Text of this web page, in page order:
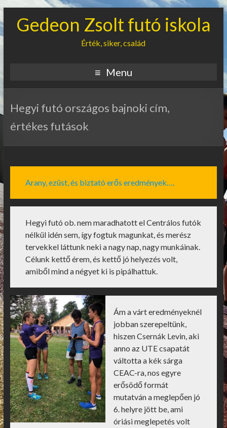
Gedeon Zsolt futó iskola
Érték, siker, család
Menu
Hegyi futó országos bajnoki cím,
értékes futások
Arany, ezüst, és biztató erős eredmények….
Hegyi futó ob. nem maradhatott el Centrálos futók
nélkül idén sem, így fogtuk magunkat, és merész
tervekkel láttunk neki a nagy nap, nagy munkáinak.
Célunk kettő érem, és kettő jó helyezés volt,
amiből mind a négyet ki is pipálhattuk.
Ám a várt eredményeknél
jobban szerepeltünk,
hiszen Csernák Levin, aki
anno az UTE csapatát
váltotta a kék sárga
CEAC-ra, nos egyre
erősödő formát
mutatván a meglepően jó
6. helyre jött be, ami
óriási meglepetés volt